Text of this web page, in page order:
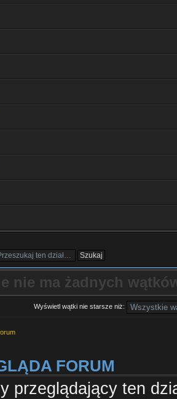
nie ma żadnych
Wyświetl wątki nie starsze niż:
FORUM
przeglądający ten